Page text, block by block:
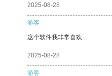
2025-08-28
游客
这个软件我非常喜欢
2025-08-28
游客